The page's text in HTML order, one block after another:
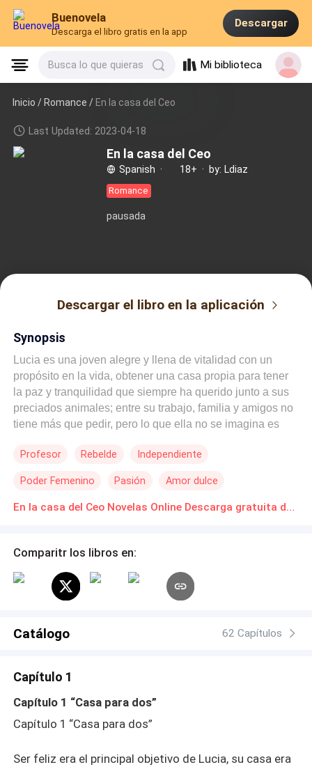
Buenovela
Descarga el libro gratis en la app
Descargar
Busca lo que quieras Mi biblioteca
Inicio /Romance / En la casa del Ceo
Last Updated: 2023-04-18
En la casa del Ceo
Spanish · 18+ · by: Ldiaz
Romance
pausada
Descargar el libro en la aplicación
Synopsis
Lucia es una joven alegre y llena de vitalidad con un
propósito en la vida, obtener una casa propia para tener
la paz y tranquilidad que siempre ha querido junto a sus
preciados animales; entre su trabajo, familia y amigos no
tiene más que pedir, pero lo que ella no se imagina es
amargada que ella ha conocido en su vida, Alessandro
claro ser el mejor en su área, un hombre con un pasado
complicado que llega para cambiarle los planes y quitarle
que pierda la cabeza frente a esa pequeña rebelde, ella
y quedarse con la casa de sus sueños. Una historia llena
de confusiones, desencuentros y momentos de pasión
que desencadenara una lucha continua de poder.
Profesor Rebelde Independiente
Poder Femenino Pasión Amor dulce
En la casa del Ceo Novelas Online Descarga gratuita de PDF
Comparitr los libros en:
Catálogo 62 Capítulos
Capítulo 1
Capítulo 1 “Casa para dos”
Capítulo 1 “Casa para dos”
Ser feliz era el principal objetivo de Lucia, su casa era